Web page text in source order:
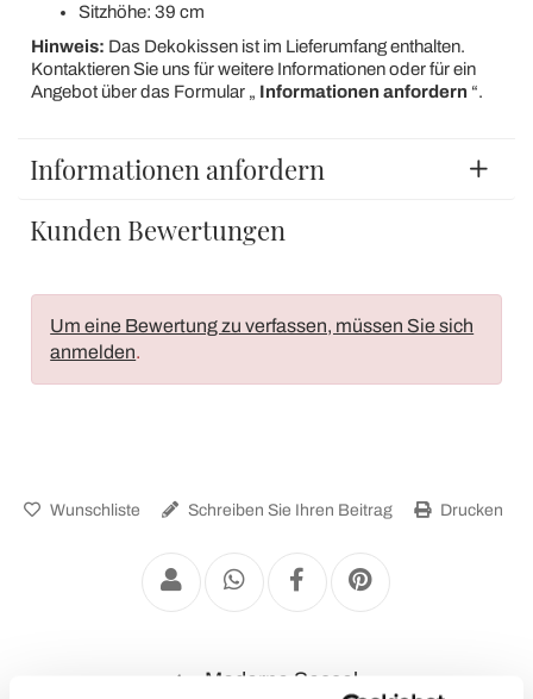
Sitzhöhe: 39 cm
Hinweis: Das Dekokissen ist im Lieferumfang enthalten.
Kontaktieren Sie uns für weitere Informationen oder für ein
Angebot über das Formular „ Informationen anfordern “.
Informationen anfordern
Kunden Bewertungen
Um eine Bewertung zu verfassen, müssen Sie sich
anmelden.
Wunschliste Schreiben Sie Ihren Beitrag Drucken
Moderne Sessel